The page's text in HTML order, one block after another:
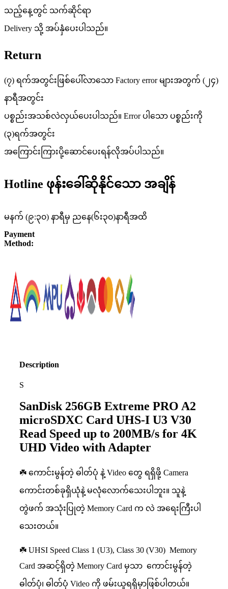
သည့်နေ့တွင် သက်ဆိုင်ရာ
Delivery သို့ အပ်နှံပေးပါသည်။
Return
(၇) ရက်အတွင်းဖြစ်ပေါ်လာသော Factory error များအတွက် (၂၄)
နာရီအတွင်း
ပစ္စည်းအသစ်လဲလှယ်ပေးပါသည်။ Error ပါသော ပစ္စည်းကို
(၃)ရက်အတွင်း
အကြောင်းကြားပို့ဆောင်ပေးရန်လိုအပ်ပါသည်။
Hotline ဖုန်းခေါ်ဆိုနိုင်သော အချိန်
မနက် (၉:၃၀) နာရီမှ ညနေ(၆း၃၀)နာရီအထိ
Payment
Method:
Description
S
SanDisk 256GB Extreme PRO A2
microSDXC Card UHS-I U3 V30
Read Speed up to 200MB/s for 4K
UHD Video with Adapter
☘️ ကောင်းမွန်တဲ့ ဓါတ်ပုံ နဲ့ Video တွေ ရရှိဖို့ Camera
ကောင်းတစ်ခုရှိယုံနဲ့ မလုံလောက်သေးပါဘူး။ သူနဲ့
တွဲဖက် အသုံးပြုတဲ့ Memory Card က လဲ အရေးကြီးပါ
သေးတယ်။
☘️ UHSI Speed Class 1 (U3), Class 30 (V30) Memory
Card အဆင့်ရှိတဲ့ Memory Card မှသာ ကောင်းမွန်တဲ့
ဓါတ်ပုံ၊ ဓါတ်ပုံ Video ကို ဖမ်းယူရရှိမှာဖြစ်ပါတယ်။